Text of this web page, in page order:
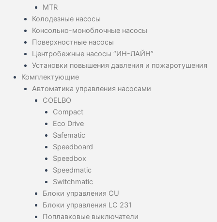
MTR
Колодезные насосы
Консольно-моноблочные насосы
Поверхностные насосы
Центробежные насосы “ИН-ЛАЙН”
Установки повышения давления и пожаротушения
Комплектующие
Автоматика управления насосами
COELBO
Compact
Eco Drive
Safematic
Speedboard
Speedbox
Speedmatic
Switchmatic
Блоки управления CU
Блоки управления LC 231
Поплавковые выключатели